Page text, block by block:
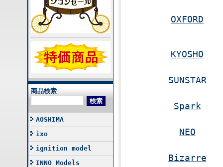
商品検索
AOSHIMA
ixo
ignition model
INNO Models
OXFORD
KYOSHO
SUNSTAR
Spark
NEO
Bizarre